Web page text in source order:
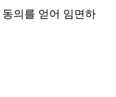
의를 얻어 임면하